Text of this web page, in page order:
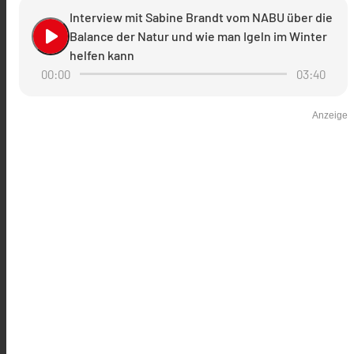
play_arrow
Interview mit Sabine Brandt vom NABU über die
Balance der Natur und wie man Igeln im Winter
helfen kann
00:00
03:40
Anzeige